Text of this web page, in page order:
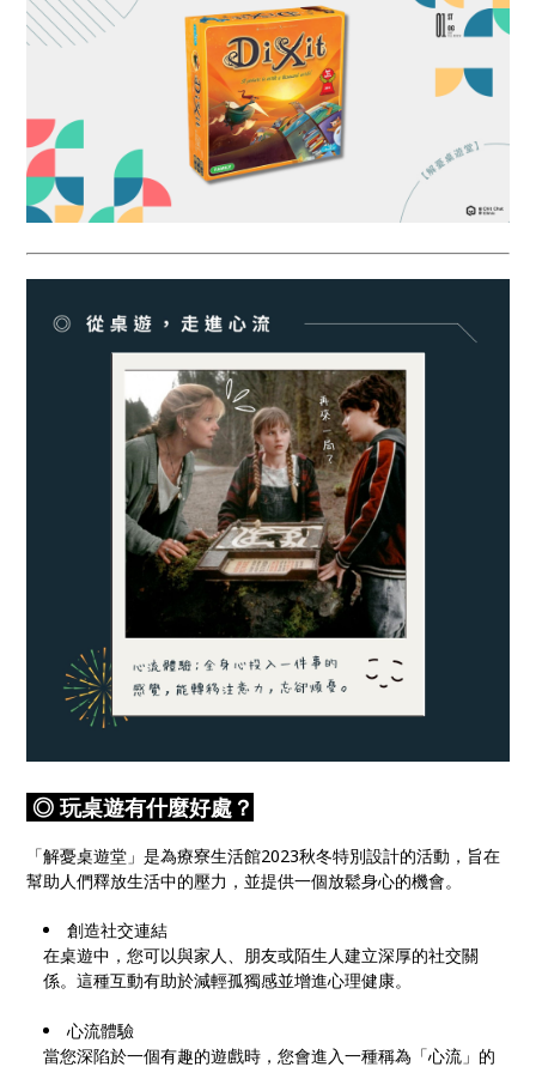
◎ 玩桌遊有什麼好處？
「解憂桌遊堂」是為療寮生活館2023秋冬特別設計的活動，旨在
幫助人們釋放生活中的壓力，並提供一個放鬆身心的機會。
創造社交連結
在桌遊中，您可以與家人、朋友或陌生人建立深厚的社交關
係。這種互動有助於減輕孤獨感並增進心理健康。
心流體驗
當您深陷於一個有趣的遊戲時，您會進入一種稱為「心流」的